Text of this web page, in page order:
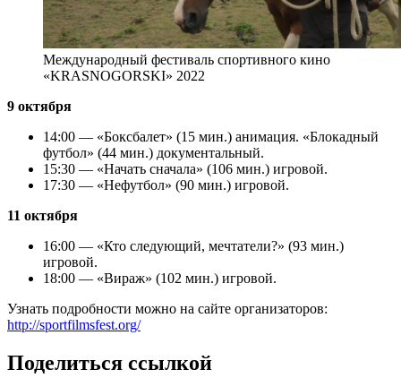
Международный фестиваль спортивного кино
«KRASNOGORSKI» 2022
9 октября
14:00 — «Боксбалет» (15 мин.) анимация. «Блокадный
футбол» (44 мин.) документальный.
15:30 — «Начать сначала» (106 мин.) игровой.
17:30 — «Нефутбол» (90 мин.) игровой.
11 октября
16:00 — «Кто следующий, мечтатели?» (93 мин.)
игровой.
18:00 — «Вираж» (102 мин.) игровой.
Узнать подробности можно на сайте организаторов:
http://sportfilmsfest.org/
Поделиться ссылкой